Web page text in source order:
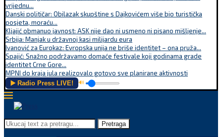
vrijednu...
Danski političar: Obilazak skupštine s Dajkovićem više bio turistička
posjeta, moraću...
Kljajić obmanuo javnost: ASK nije dao ni usmeno ni pisano mišljenje...
Srbija: Manjak u državnoj kasi milijardu eura
Ivanović za Eurokaz: Evropska unija ne briše identitet – ona pruža...
Spajić: Snažno podržavamo domaće festivale koji godinama grade
identitet Crne Gore...
MPNI do kraja jula realizovalo gotovo sve planirane aktivnosti
▶️ Radio Press LIVE! 🔊
Pretraga